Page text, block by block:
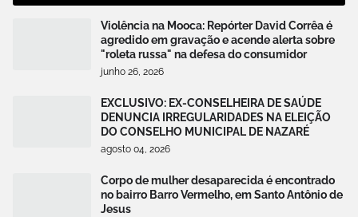
Violência na Mooca: Repórter David Corrêa é
agredido em gravação e acende alerta sobre
"roleta russa" na defesa do consumidor
junho 26, 2026
EXCLUSIVO: EX-CONSELHEIRA DE SAÚDE
DENUNCIA IRREGULARIDADES NA ELEIÇÃO
DO CONSELHO MUNICIPAL DE NAZARÉ
agosto 04, 2026
Corpo de mulher desaparecida é encontrado
no bairro Barro Vermelho, em Santo Antônio de
Jesus